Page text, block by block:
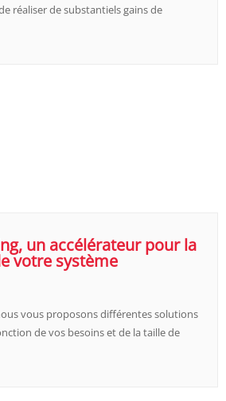
réaliser de substantiels gains de
un accélérateur pour la
votre système
vous proposons différentes solutions
de vos besoins et de la taille de